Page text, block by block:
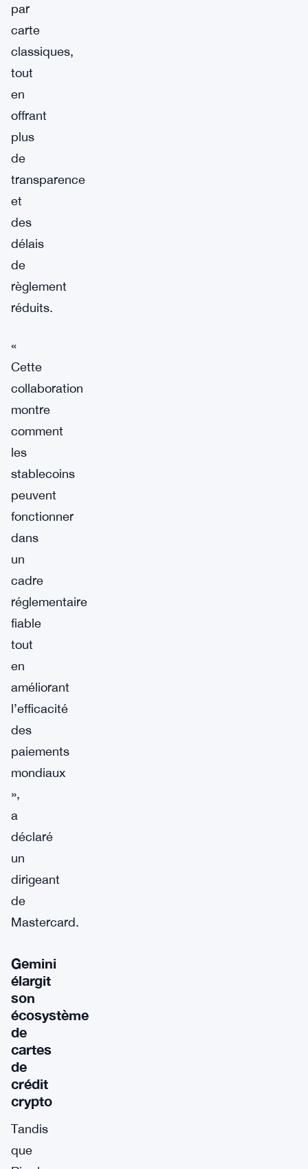
par
carte
classiques,
tout
en
offrant
plus
de
transparence
et
des
délais
de
règlement
réduits.
«
Cette
collaboration
montre
comment
les
stablecoins
peuvent
fonctionner
dans
un
cadre
réglementaire
fiable
tout
en
améliorant
l’efficacité
des
paiements
mondiaux
»,
a
déclaré
un
dirigeant
de
Mastercard.
Gemini
élargit
son
écosystème
de
cartes
de
crédit
crypto
Tandis
que